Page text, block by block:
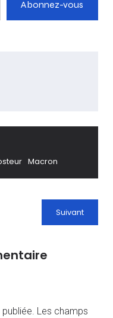
Abonnez-vous
Macron
Suivant
Les champs